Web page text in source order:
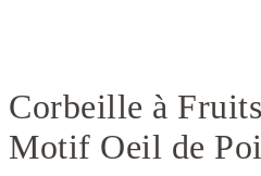
Corbeille à
Motif Oeil de